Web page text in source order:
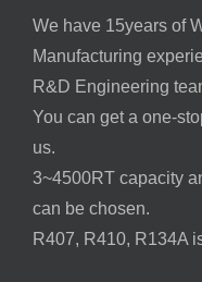
We have 15years of
Manufacturing
R&D Engineering
You can get a one-
us.
3~4500RT capacity
can be chosen.
R407, R410, R134A